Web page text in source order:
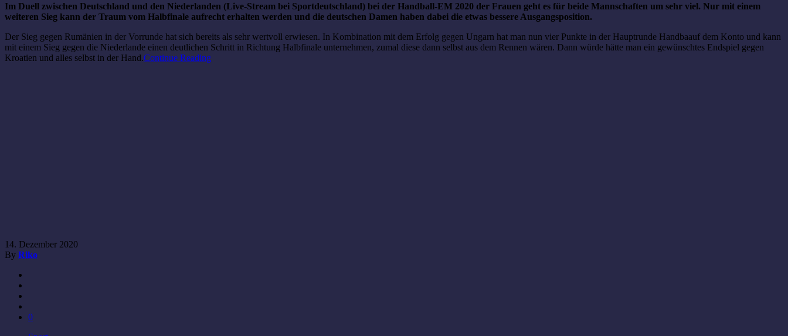
Im Duell zwischen Deutschland und den Niederlanden (Live-Stream bei Sportdeutschland) bei der Handball-EM 2020 der Frauen geht es für beide Mannschaften um sehr viel. Nur mit einem
weiteren Sieg kann der Traum vom Halbfinale aufrecht erhalten werden und die deutschen Damen haben dabei die etwas bessere Ausgangsposition.
Der Sieg gegen Rumänien in der Vorrunde hat sich bereits als sehr wertvoll erwiesen. In Kombination mit dem Erfolg gegen Ungarn hat man nun vier Punkte in der Hauptrunde Handbaauf dem Konto und kann
mit einem Sieg gegen die Niederlande einen deutlichen Schritt in Richtung Halbfinale unternehmen, zumal diese dann selbst aus dem Rennen wären. Dann würde hätte man ein gewünschtes Endspiel gegen
Kroatien und alles selbst in der Hand.Continue Reading
14. Dezember 2020
By Riko
0